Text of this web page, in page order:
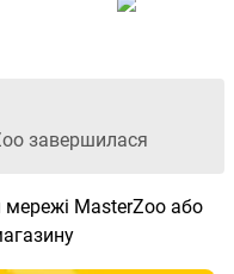
завершилася
мережі MasterZoo або